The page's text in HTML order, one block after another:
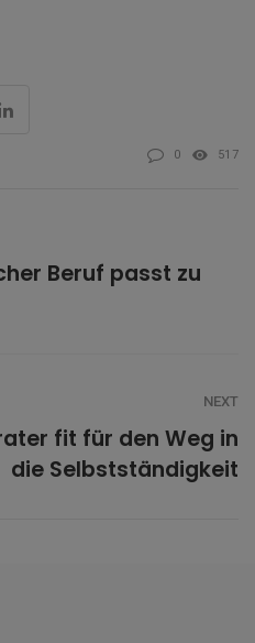
0 517
Beruf passt zu
NEXT
fit für den Weg in
die Selbstständigkeit